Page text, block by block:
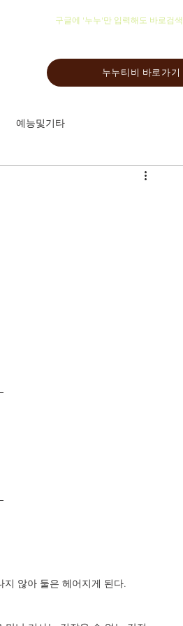
​구글에 '누누'만 입력해도 바로검색
누누티비 바로가기
예능및기타
않아 둘은 헤어지게 된다.